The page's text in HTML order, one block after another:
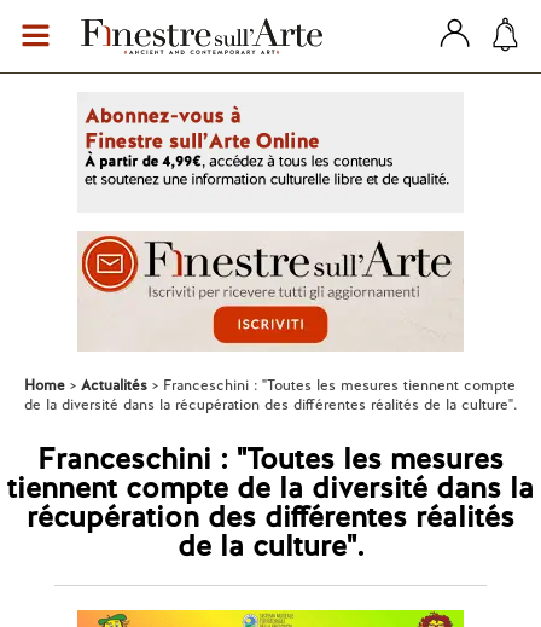
Home Actualités
Franceschini : "Toutes les mesures tiennent compte
de la diversité dans la récupération des différentes réalités de la culture".
Franceschini : "Toutes les mesures
tiennent compte de la diversité dans la
récupération des différentes réalités
de la culture".